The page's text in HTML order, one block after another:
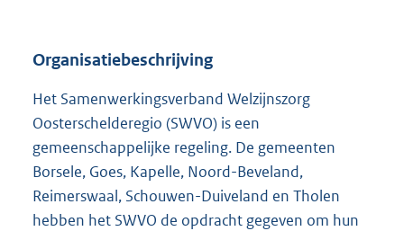
Organisatiebeschrijving
Het Samenwerkingsverband Welzijnszorg
Oosterschelderegio (SWVO) is een
gemeenschappelijke regeling. De gemeenten
Borsele, Goes, Kapelle, Noord-Beveland,
Reimerswaal, Schouwen-Duiveland en Tholen
hebben het SWVO de opdracht gegeven om hun